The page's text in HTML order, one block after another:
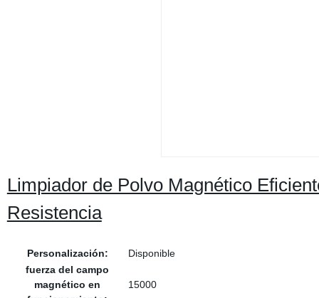
Limpiador de Polvo Magnético
Resistencia
Personalización:
Disponible
fuerza del campo
magnético en
15000